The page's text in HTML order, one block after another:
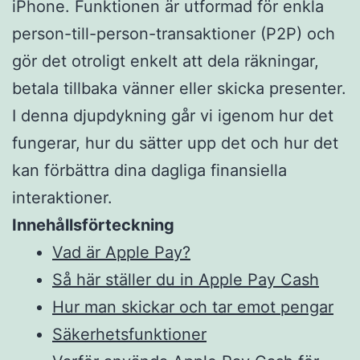
iPhone. Funktionen är utformad för enkla
person-till-person-transaktioner (P2P) och
gör det otroligt enkelt att dela räkningar,
betala tillbaka vänner eller skicka presenter.
I denna djupdykning går vi igenom hur det
fungerar, hur du sätter upp det och hur det
kan förbättra dina dagliga finansiella
interaktioner.
Innehållsförteckning
Vad är Apple Pay?
Så här ställer du in Apple Pay Cash
Hur man skickar och tar emot pengar
Säkerhetsfunktioner